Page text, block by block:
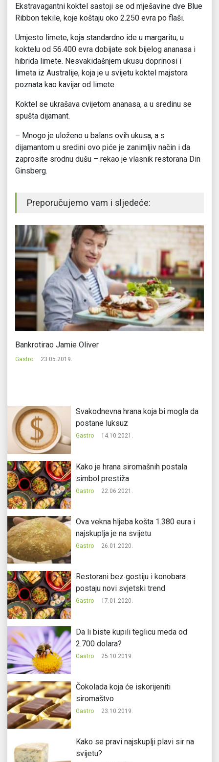
Ekstravagantni koktel sastoji se od mješavine dve Blue
Ribbon tekile, koje koštaju oko 2.250 evra po flaši.
Umjesto limete, koja standardno ide u margaritu, u
koktelu od 56.400 evra dobijate sok bijelog ananasa i
hibrida limete. Nesvakidašnjem ukusu doprinosi i
limeta iz Australije, koja je u svijetu koktel majstora
poznata kao kavijar od limete.
Koktel se ukrašava cvijetom ananasa, a u sredinu se
spušta dijamant.
– Mnogo je uloženo u balans ovih ukusa, a s
dijamantom u sredini ovo piće je zanimljiv način i da
zaprosite srodnu dušu – rekao je vlasnik restorana Din
Ginsberg.
Preporučujemo vam i sljedeće:
Bankrotirao Jamie Oliver
Gastro 23.05.2019.
Svakodnevna hrana koja bi mogla da
postane luksuz
Gastro 14.10.2021.
Kako je hrana siromašnih postala
simbol prestiža
Gastro 22.06.2021.
Ova vekna hljeba košta 1.380 eura i
najskuplja je na svijetu
Gastro 26.01.2020.
Restorani bez gostiju i konobara
postaju novi svjetski trend
Gastro 17.01.2020.
Da li biste kupili teglicu meda od
2.700 dolara?
Gastro 25.10.2019.
Čokolada koja će iskorijeniti
siromaštvo
Gastro 23.10.2019.
Kako se pravi najskuplji plavi sir na
svijetu?